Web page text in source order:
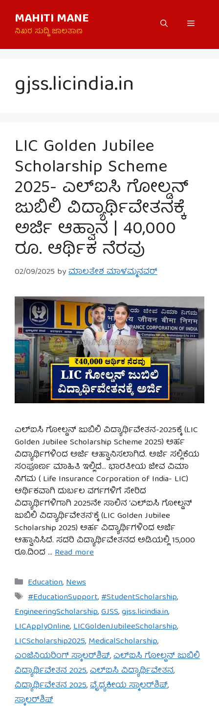
content
MAHITI MANE
ನಿಖರ ಸುದ್ದಿ ಜಾಲತಾಣ
Menu
gjss.licindia.in
LIC Golden Jubilee
Scholarship Scheme
2025- ಎಲ್‌ಐಸಿ ಗೋಲ್ಡನ್
ಜುಬಿಲಿ ವಿದ್ಯಾರ್ಥಿವೇತನಕ್ಕೆ
ಅರ್ಜಿ ಆಹ್ವಾನ | 40,000
ರೂ. ಆರ್ಥಿಕ ನೆರವು
02/09/2025 byಮಾಲತೇಶ ಮಾಳಮ್ಮನವರ್
ಎಲ್‌ಐಸಿ ಗೋಲ್ಡನ್ ಜುಬಿಲಿ ವಿದ್ಯಾರ್ಥಿವೇತನ-2025ಕ್ಕೆ (LIC
Golden Jubilee Scholarship Scheme 2025) ಅರ್ಹ
ವಿದ್ಯಾರ್ಥಿಗಳಿಂದ ಅರ್ಜಿ ಆಹ್ವಾನಿಸಲಾಗಿದೆ. ಅರ್ಜಿ ಸಲ್ಲಿಕೆಯ
ಸಂಪೂರ್ಣ ಮಾಹಿತಿ ಇಲ್ಲಿದೆ… ಭಾರತೀಯ ಜೀವ ವಿಮಾ
ನಿಗಮ ( Life Insurance Corporation of India- LIC)
ಆರ್ಥಿಕವಾಗಿ ದುರ್ಬಲ ವರ್ಗಗಳಿಗೆ ಸೇರಿದ
ವಿದ್ಯಾರ್ಥಿಗಳಿಗಾಗಿ 2025ನೇ ಸಾಲಿನ ‘ಎಲ್‌ಐಸಿ ಗೋಲ್ಡನ್
ಜುಬಿಲಿ ವಿದ್ಯಾರ್ಥಿವೇತನ’ಕ್ಕೆ (LIC Golden Jubilee
Scholarship 2025) ಅರ್ಹ ವಿದ್ಯಾರ್ಥಿಗಳಿಂದ ಅರ್ಜಿ
ಆಹ್ವಾನಿಸಿದೆ. ಸದರಿ ವಿದ್ಯಾರ್ಥಿವೇತನದ ಅಡಿಯಲ್ಲಿ 15,000
ರೂ.ದಿಂದ … Read more
Categories
Education,News
Tags
#EducationSupport,#StudentScholarship,
EngineeringScholarship,GJSS,gjss.licindia.in,
LICApplyOnline,LICGoldenJubileeScholarship,
LICScholarship2025,MedicalScholarship,
ಎಂಜಿನಿಯರಿಂಗ್ ಸ್ಕಾಲರ್‌ಶಿಪ್,ಎಲ್‌ಐಸಿ ಗೋಲ್ಡನ್ ಜುಬಿಲಿ
ವಿದ್ಯಾರ್ಥಿವೇತನ 2025,ಎಲ್‌ಐಸಿ ವಿದ್ಯಾರ್ಥಿವೇತನ,
ವಿದ್ಯಾರ್ಥಿವೇತನ 2025,ವೈದ್ಯಕೀಯ ಸ್ಕಾಲರ್‌ಶಿಪ್,
ಸ್ಕಾಲರ್‌ಶಿಪ್